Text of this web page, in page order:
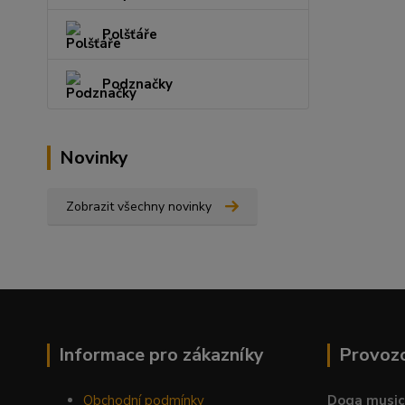
Polšťáře
Podznačky
Novinky
Zobrazit všechny novinky
Informace pro zákazníky
Obchodní podmínky Doga